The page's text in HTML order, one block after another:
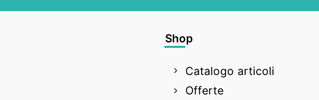
Shop
Catalogo articoli
Offerte